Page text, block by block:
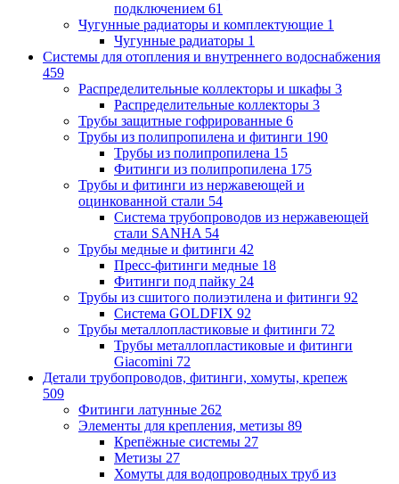
подключением 61
Чугунные радиаторы и комплектующие 1
Чугунные радиаторы 1
Системы для отопления и внутреннего водоснабжения
459
Распределительные коллекторы и шкафы 3
Распределительные коллекторы 3
Трубы защитные гофрированные 6
Трубы из полипропилена и фитинги 190
Трубы из полипропилена 15
Фитинги из полипропилена 175
Трубы и фитинги из нержавеющей и
оцинкованной стали 54
Система трубопроводов из нержавеющей
стали SANHA 54
Трубы медные и фитинги 42
Пресс-фитинги медные 18
Фитинги под пайку 24
Трубы из сшитого полиэтилена и фитинги 92
Система GOLDFIX 92
Трубы металлопластиковые и фитинги 72
Трубы металлопластиковые и фитинги
Giacomini 72
Детали трубопроводов, фитинги, хомуты, крепеж
509
Фитинги латунные 262
Элементы для крепления, метизы 89
Крепёжные системы 27
Метизы 27
Хомуты для водопроводных труб из